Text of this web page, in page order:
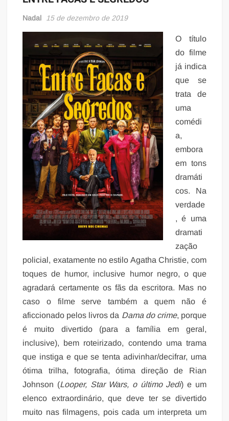
Nadal 15 de dezembro de 2019
O título
do filme
já indica
que se
trata de
uma
comédi
a,
embora
em tons
dramáti
cos. Na
verdade
, é uma
dramati
zação
policial, exatamente no estilo Agatha Christie, com
toques de humor, inclusive humor negro, o que
agradará certamente os fãs da escritora. Mas no
caso o filme serve também a quem não é
aficcionado pelos livros da Dama do crime, porque
é muito divertido (para a família em geral,
inclusive), bem roteirizado, contendo uma trama
que instiga e que se tenta adivinhar/decifrar, uma
ótima trilha, fotografia, ótima direção de Rian
Johnson (Looper, Star Wars, o último Jedi) e um
elenco extraordinário, que deve ter se divertido
muito nas filmagens, pois cada um interpreta um